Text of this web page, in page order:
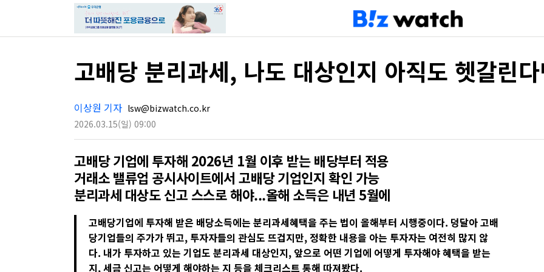
고배당 분리과세, 나도 대상인지 아직도 헷갈린
이상원 기자 lsw@bizwatch.co.kr
2026.03.15(일) 09:00
고배당 기업에 투자해 2026년 1월 이후 받는 배당부터 적용
거래소 밸류업 공시사이트에서 고배당 기업인지 확인 가능
분리과세 대상도 신고 스스로 해야...올해 소득은 내년 5월에
고배당기업에 투자해 받은 배당소득에는 분리과세혜택을 주는 법이 올해부터 시행중이다. 덩달아 고배
당기업들의 주가가 뛰고, 투자자들의 관심도 뜨겁지만, 정확한 내용을 아는 투자자는 여전히 많지 않
다. 내가 투자하고 있는 기업도 분리과세 대상인지, 앞으로 어떤 기업에 어떻게 투자해야 혜택을 받는
지, 세금 신고는 어떻게 해야하는 지 등을 체크리스트 통해 따져봤다.